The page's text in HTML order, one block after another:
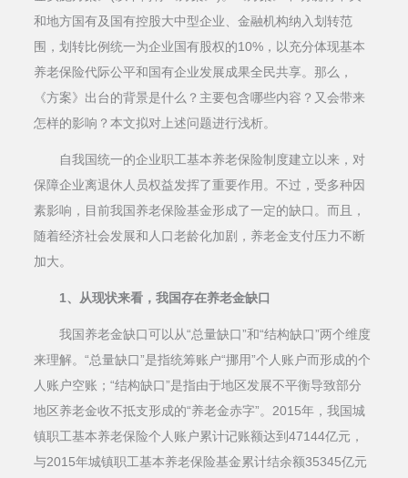
和地方国有及国有控股大中型企业、金融机构纳入划转范
围，划转比例统一为企业国有股权的10%，以充分体现基本
养老保险代际公平和国有企业发展成果全民共享。那么，
《方案》出台的背景是什么？主要包含哪些内容？又会带来
怎样的影响？本文拟对上述问题进行浅析。
自我国统一的企业职工基本养老保险制度建立以来，对
保障企业离退休人员权益发挥了重要作用。不过，受多种因
素影响，目前我国养老保险基金形成了一定的缺口。而且，
随着经济社会发展和人口老龄化加剧，养老金支付压力不断
加大。
1、从现状来看，我国存在养老金缺口
我国养老金缺口可以从“总量缺口”和“结构缺口”两个维度
来理解。“总量缺口”是指统筹账户“挪用”个人账户而形成的个
人账户空账；“结构缺口”是指由于地区发展不平衡导致部分
地区养老金收不抵支形成的“养老金赤字”。2015年，我国城
镇职工基本养老保险个人账户累计记账额达到47144亿元，
与2015年城镇职工基本养老保险基金累计结余额35345亿元